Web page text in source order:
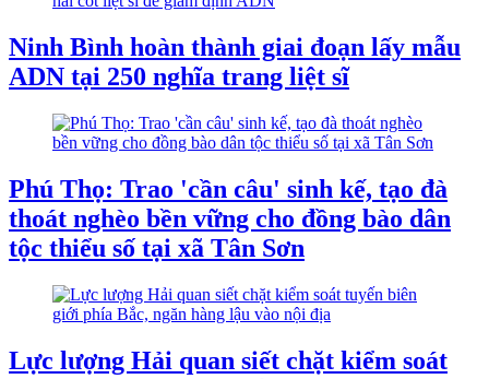
Ninh Bình hoàn thành giai đoạn lấy mẫu
ADN tại 250 nghĩa trang liệt sĩ
Phú Thọ: Trao 'cần câu' sinh kế, tạo đà
thoát nghèo bền vững cho đồng bào dân
tộc thiểu số tại xã Tân Sơn
Lực lượng Hải quan siết chặt kiểm soát